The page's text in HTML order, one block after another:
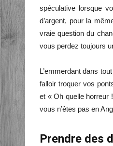
spéculative lorsque
d’argent, pour la
vraie question du
vous perdez toujours
L’emmerdant dans
falloir troquer vos
et « Oh quelle horreur
vous n’êtes pas en
Prendre des